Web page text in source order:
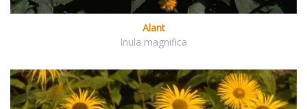
Alant
Inula magnifica